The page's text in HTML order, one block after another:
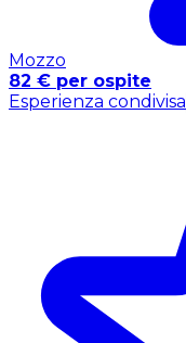
Mozzo
82 € per ospite
Esperienza condivisa